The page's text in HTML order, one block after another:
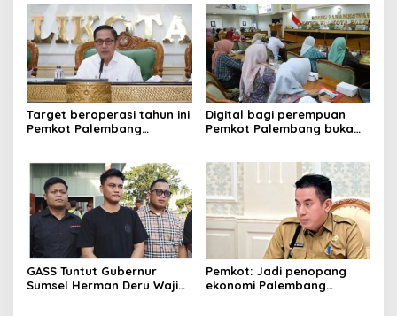
Target beroperasi tahun ini
Pemkot Palembang
Digital bagi perempuan
Pemkot Palembang buka
GASS Tuntut Gubernur
Sumsel Herman Deru Wajib
Pemkot: Jadi penopang
ekonomi Palembang